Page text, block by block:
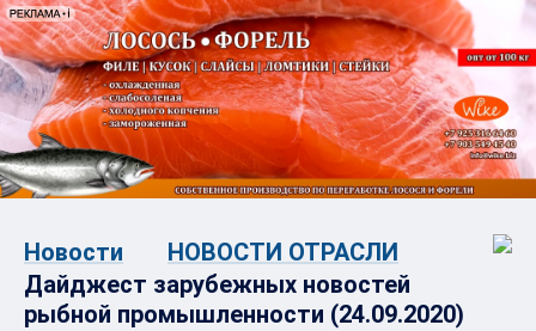
Новости
НОВОСТИ ОТРАСЛИ
Дайджест зарубежных новостей
рыбной промышленности (24.09.2020)